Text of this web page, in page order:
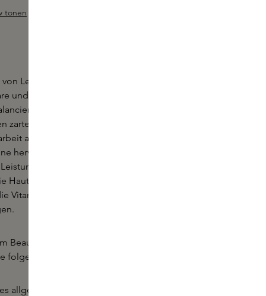
tonen
Le Prunier ist ein multisensorischer Genuss für
und Körper. Dieses köstliche Öl hilft, die Haut
und zu regenerieren, während es die
zarten, jugendlichen Schimmer bewahrt. Dieses
aus nachhaltig gewonnenen Pflaumen
hervorragende Quelle für nährende Vitamine
Polyphenole und Omega-
Haut vor schädlichen freien Radikalen zu
Vitamine A und E die Haut heilen und mit
Beauty Oil in Ihre tägliche Hautpflegeroutine auf
folgenden klinisch nachgewiesenen Ergebnisse:
allgemeinen Erscheinungsbildes, der Textur und